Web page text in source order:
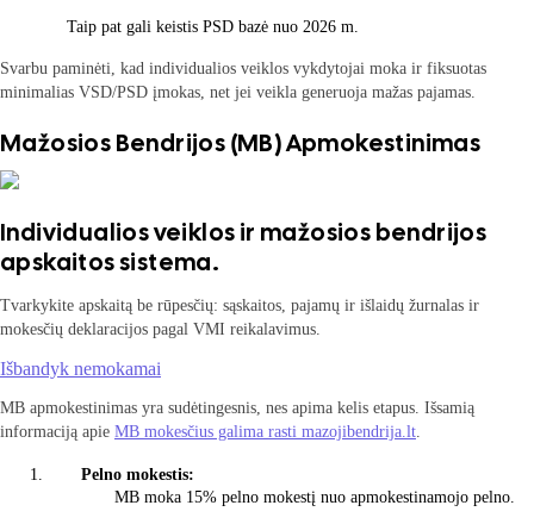
Taip pat gali keistis PSD bazė nuo 2026 m.
Svarbu paminėti, kad individualios veiklos vykdytojai moka ir fiksuotas
minimalias VSD/PSD įmokas, net jei veikla generuoja mažas pajamas.
Mažosios Bendrijos (MB) Apmokestinimas
Individualios veiklos ir mažosios bendrijos
apskaitos sistema.
Tvarkykite apskaitą be rūpesčių: sąskaitos, pajamų ir išlaidų žurnalas ir
mokesčių deklaracijos pagal VMI reikalavimus.
Išbandyk nemokamai
MB apmokestinimas yra sudėtingesnis, nes apima kelis etapus. Išsamią
informaciją apie MB mokesčius galima rasti mazojibendrija.lt
Pelno mokestis:
MB moka 15% pelno mokestį nuo apmokestinamojo pelno.